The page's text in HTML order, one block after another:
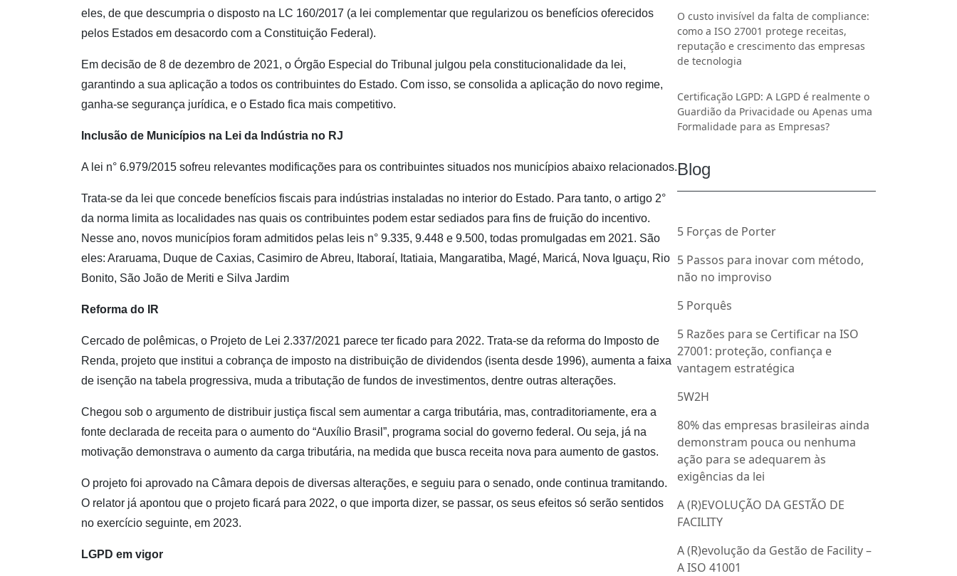
eles, de que descumpria o disposto na LC 160/2017 (a lei complementar que regularizou os benefícios oferecidos
pelos Estados em desacordo com a Constituição Federal).
Em decisão de 8 de dezembro de 2021, o Órgão Especial do Tribunal julgou pela constitucionalidade da lei,
garantindo a sua aplicação a todos os contribuintes do Estado. Com isso, se consolida a aplicação do novo regime,
ganha-se segurança jurídica, e o Estado fica mais competitivo.
Inclusão de Municípios na Lei da Indústria no RJ
A lei n° 6.979/2015 sofreu relevantes modificações para os contribuintes situados nos municípios abaixo relacionados.
Trata-se da lei que concede benefícios fiscais para indústrias instaladas no interior do Estado. Para tanto, o artigo 2°
da norma limita as localidades nas quais os contribuintes podem estar sediados para fins de fruição do incentivo.
Nesse ano, novos municípios foram admitidos pelas leis n° 9.335, 9.448 e 9.500, todas promulgadas em 2021. São
eles: Araruama, Duque de Caxias, Casimiro de Abreu, Itaboraí, Itatiaia, Mangaratiba, Magé, Maricá, Nova Iguaçu, Rio
Bonito, São João de Meriti e Silva Jardim
Reforma do IR
Cercado de polêmicas, o Projeto de Lei 2.337/2021 parece ter ficado para 2022. Trata-se da reforma do Imposto de
Renda, projeto que institui a cobrança de imposto na distribuição de dividendos (isenta desde 1996), aumenta a faixa
de isenção na tabela progressiva, muda a tributação de fundos de investimentos, dentre outras alterações.
Chegou sob o argumento de distribuir justiça fiscal sem aumentar a carga tributária, mas, contraditoriamente, era a
fonte declarada de receita para o aumento do “Auxílio Brasil”, programa social do governo federal. Ou seja, já na
motivação demonstrava o aumento da carga tributária, na medida que busca receita nova para aumento de gastos.
O projeto foi aprovado na Câmara depois de diversas alterações, e seguiu para o senado, onde continua tramitando.
O relator já apontou que o projeto ficará para 2022, o que importa dizer, se passar, os seus efeitos só serão sentidos
no exercício seguinte, em 2023.
LGPD em vigor
O custo invisível da falta de compliance:
como a ISO 27001 protege receitas,
reputação e crescimento das empresas
de tecnologia
Certificação LGPD: A LGPD é realmente o
Guardião da Privacidade ou Apenas uma
Formalidade para as Empresas?
Blog
5 Forças de Porter
5 Passos para inovar com método,
não no improviso
5 Porquês
5 Razões para se Certificar na ISO
27001: proteção, confiança e
vantagem estratégica
5W2H
80% das empresas brasileiras ainda
demonstram pouca ou nenhuma
ação para se adequarem às
exigências da lei
A (R)EVOLUÇÃO DA GESTÃO DE
FACILITY
A (R)evolução da Gestão de Facility –
A ISO 41001